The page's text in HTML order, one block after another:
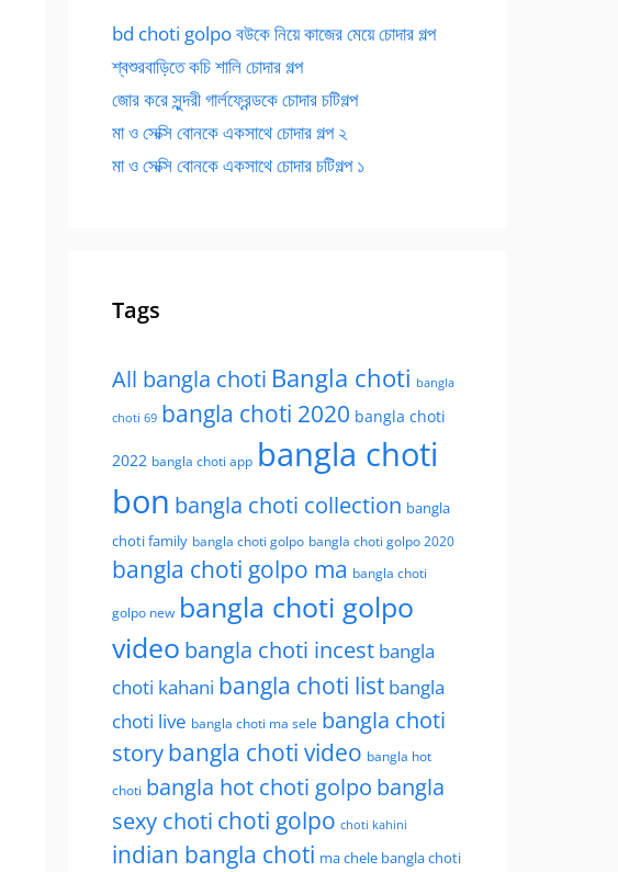
bd choti golpo বউকে নিয়ে কাজের মেয়ে চোদার গল্প
শ্বশুরবাড়িতে কচি শালি চোদার গল্প
জোর করে সুন্দরী গার্লফ্রেন্ডকে চোদার চটিগল্প
মা ও সেক্সি বোনকে একসাথে চোদার গল্প ২
মা ও সেক্সি বোনকে একসাথে চোদার চটিগল্প ১
Tags
All bangla choti Bangla choti bangla
choti 69 bangla choti 2020 bangla choti
2022 bangla choti app bangla choti
bon bangla choti collection bangla
choti family bangla choti golpo bangla choti golpo 2020
bangla choti golpo ma bangla choti
golpo new bangla choti golpo
video bangla choti incest bangla
choti kahani bangla choti list bangla
choti live bangla choti ma sele bangla choti
storybangla choti video bangla hot
choti bangla hot choti golpo bangla
sexy choti choti golpo choti kahini
indian bangla choti ma chele bangla choti